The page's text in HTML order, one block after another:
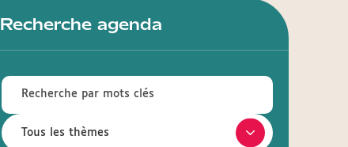
Recherche agenda